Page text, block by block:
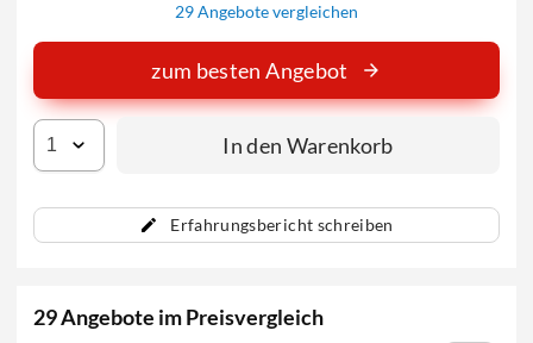
Erfahrungsbericht schreiben
29 Angebote vergleichen
zum besten Angebot
In den Warenkorb
29 Angebote im Preisvergleich